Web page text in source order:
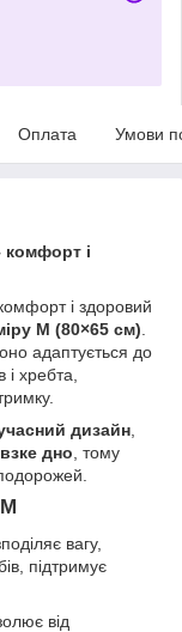
Оплата Умови
комфорт і
і здоровий
M (80×65 см)
адаптується до
і хребта,
дизайн
дно , тому
вагу,
підтримує
від